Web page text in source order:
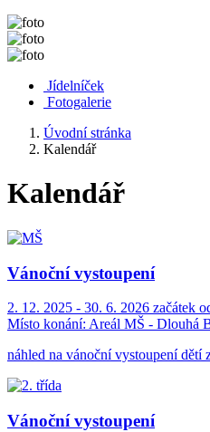
Jídelníček
Fotogalerie
Úvodní stránka
Kalendář
Kalendář
Vánoční vystoupení
2. 12. 2025 - 30. 6. 2026 začátek
Místo konání: Areál MŠ - Dlouhá
náhled na vánoční vystoupení dětí
Vánoční vystoupení